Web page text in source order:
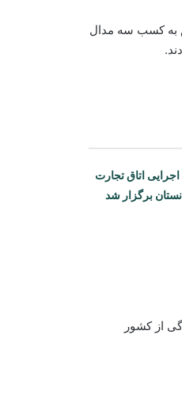
به کسب سه مدال
اتاق تجارت
برگزار شد
از کشور